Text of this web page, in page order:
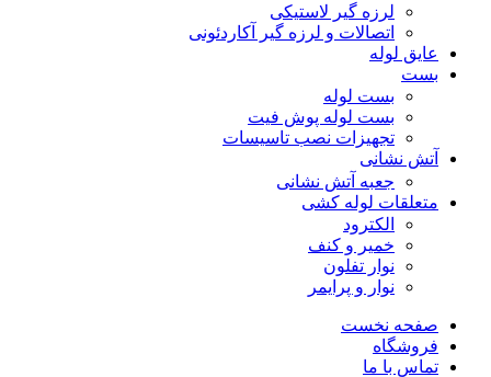
لرزه گیر لاستیکی
اتصالات و لرزه گیر آکاردئونی
عایق لوله
بست
بست لوله
بست لوله پوش فیت
تجهیزات نصب تاسیسات
آتش نشانی
جعبه آتش نشانی
متعلقات لوله کشی
الکترود
خمیر و کنف
نوار تفلون
نوار و پرایمر
صفحه نخست
فروشگاه
تماس با ما